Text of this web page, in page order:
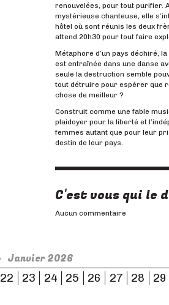
renouvelées, pour tout purifier.
mystérieuse chanteuse, elle
hôtel où sont réunis les deux
attend 20h30 pour tout faire
Métaphore d’un pays déchiré,
est entraînée dans une danse
seule la destruction semble
tout détruire pour espérer que
chose de meilleur ?
Construit comme une fable
plaidoyer pour la liberté et
femmes autant que pour leur
destin de leur pays.
C'est vous qui le
Aucun commentaire
Janvier 2026
22 23 24 25 26 27 28 29